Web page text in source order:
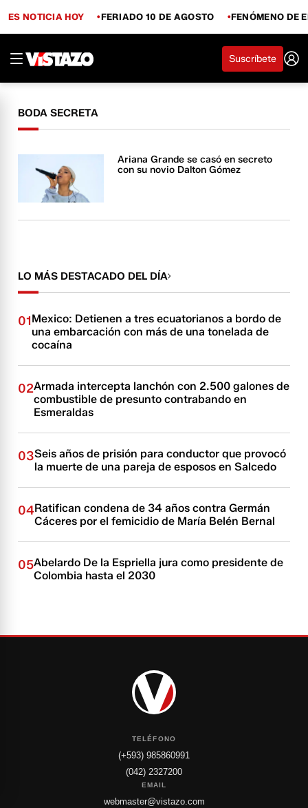
ES NOTICIA HOY FERIADO 10 DE AGOSTO FENÓMENO DE
Suscríbete
BODA SECRETA
Ariana Grande se casó en secreto
con su novio Dalton Gómez
LO MÁS DESTACADO DEL DÍA
01Mexico: Detienen a tres ecuatorianos a bordo de
una embarcación con más de una tonelada de
cocaína
02Armada intercepta lanchón con 2.500 galones de
combustible de presunto contrabando en
Esmeraldas
03Seis años de prisión para conductor que provocó
la muerte de una pareja de esposos en Salcedo
04Ratifican condena de 34 años contra Germán
Cáceres por el femicidio de María Belén Bernal
05Abelardo De la Espriella jura como presidente de
Colombia hasta el 2030
TELÉFONO
(+593) 985860991
(042) 2327200
EMAIL
webmaster@vistazo.com